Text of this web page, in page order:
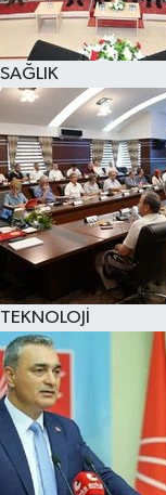
SAĞLIK
TEKNOLOJİ